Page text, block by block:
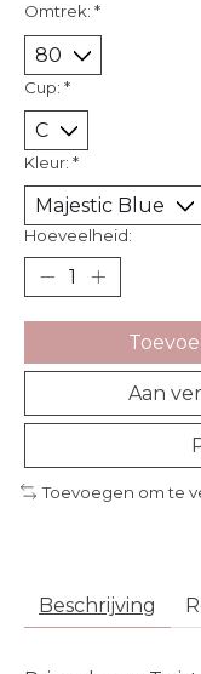
Omtrek: *
Cup: *
Kleur: *
Hoeveelheid:
Aan
Toevoegen om te
Beschrijving